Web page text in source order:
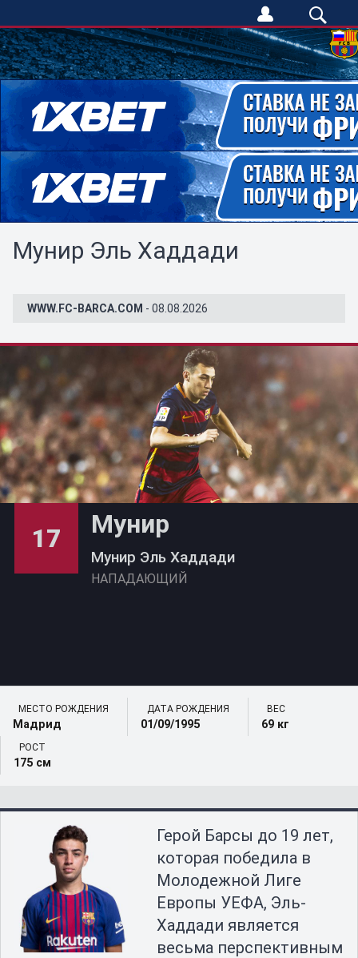
Мунир Эль Хаддади
WWW.FC-BARCA.COM - 08.08.2026
17 Мунир
Мунир Эль Хаддади
НАПАДАЮЩИЙ
МЕСТО РОЖДЕНИЯ
Мадрид
ДАТА РОЖДЕНИЯ
01/09/1995
ВЕС
69 кг
РОСТ
175 см
Герой Барсы до 19 лет,
которая победила в
Молодежной Лиге
Европы УЕФА, Эль-
Хаддади является
весьма перспективным